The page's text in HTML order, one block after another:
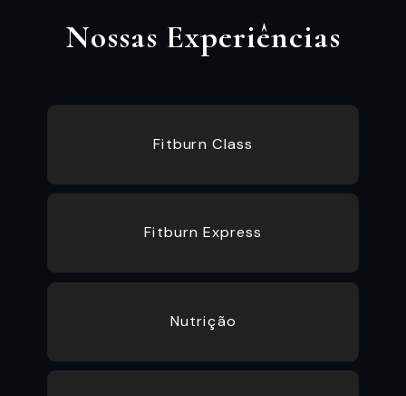
Nossas Experiências
Fitburn Class
Fitburn Express
Nutrição